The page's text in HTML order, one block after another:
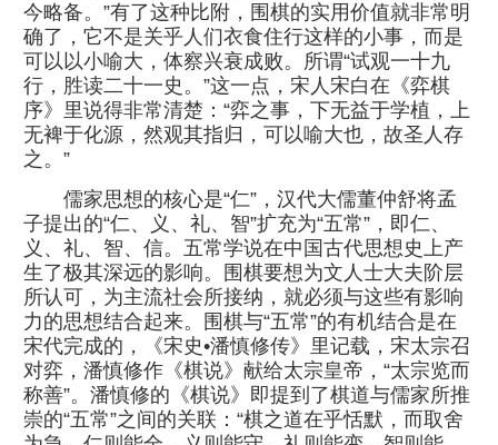
今略备。”有了这种比附，围棋的实用价值就非常明
确了，它不是关乎人们衣食住行这样的小事，而是
可以以小喻大，体察兴衰成败。所谓“试观一十九
行，胜读二十一史。”这一点，宋人宋白在《弈棋
序》里说得非常清楚：“弈之事，下无益于学植，上
无裨于化源，然观其指归，可以喻大也，故圣人存
之。”
儒家思想的核心是“仁”，汉代大儒董仲舒将孟
子提出的“仁、义、礼、智”扩充为“五常”，即仁、
义、礼、智、信。五常学说在中国古代思想史上产
生了极其深远的影响。围棋要想为文人士大夫阶层
所认可，为主流社会所接纳，就必须与这些有影响
力的思想结合起来。围棋与“五常”的有机结合是在
宋代完成的，《宋史•潘慎修传》里记载，宋太宗召
对弈，潘慎修作《棋说》献给太宗皇帝，“太宗览而
称善”。潘慎修的《棋说》即提到了棋道与儒家所推
崇的“五常”之间的关联：“棋之道在乎恬默，而取舍